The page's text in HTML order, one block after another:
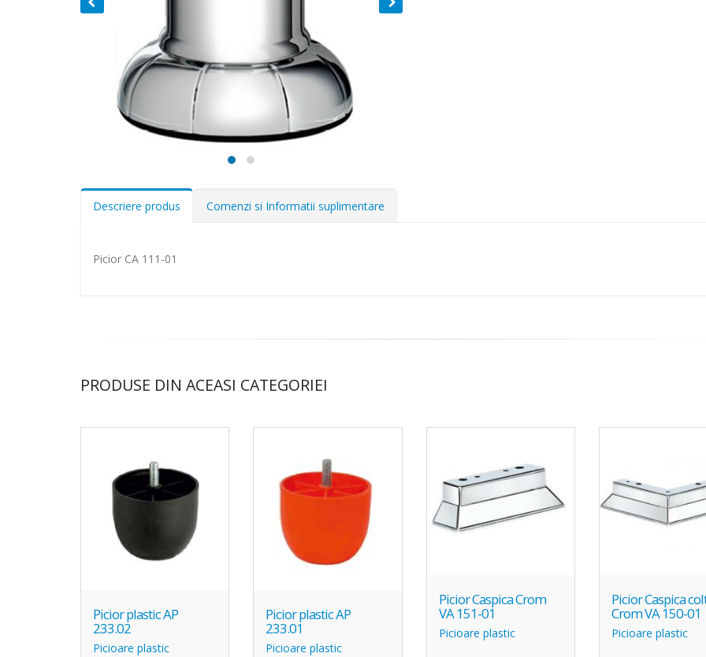
Descriere produs Comenzi si Informatii suplimentare
Picior CA 111-01
PRODUSE DIN ACEASI CATEGORIEI
Picior plastic AP
233.02
Picioare plastic
Picior plastic AP
233.01
Picioare plastic
Picior Caspica Crom
VA 151-01
Picioare plastic
Picior Caspica
Crom VA 150-01
Picioare plastic